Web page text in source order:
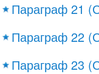
Параграф 21
Параграф 22
Параграф 23